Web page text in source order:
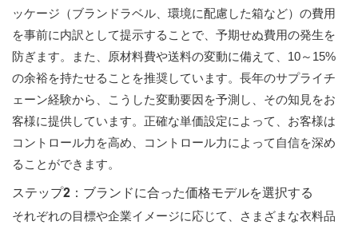
ッケージ（ブランドラベル、環境に配慮した箱など）の費用
を事前に内訳として提示することで、予期せぬ費用の発生を
防ぎます。また、原材料費や送料の変動に備えて、10～15%
の余裕を持たせることを推奨しています。長年のサプライチ
ェーン経験から、こうした変動要因を予測し、その知見をお
客様に提供しています。正確な単価設定によって、お客様は
コントロール力を高め、コントロール力によって自信を深め
ることができます。
ステップ2：ブランドに合った価格モデルを選択する
それぞれの目標や企業イメージに応じて、さまざまな衣料品